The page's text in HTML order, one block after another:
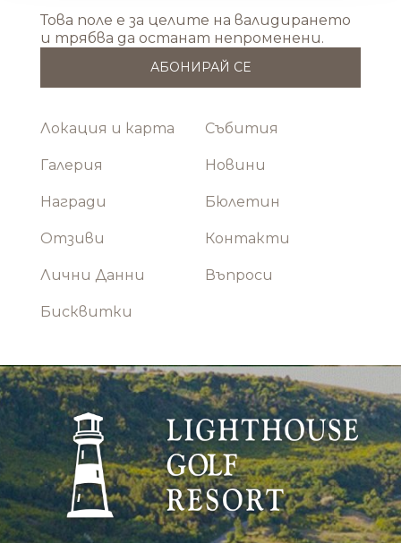
Това поле е за целите на валидирането
и трябва да останат непроменени.
Локация и карта Събития
Галерия Новини
Награди Бюлетин
Отзиви Контакти
Лични Данни Въпроси
Бисквитки